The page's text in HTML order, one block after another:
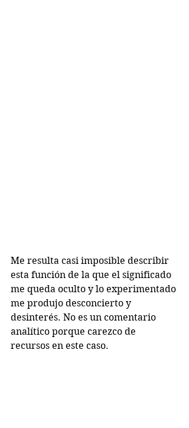
Me resulta casi imposible describir
esta función de la que el significado
me queda oculto y lo experimentado
me produjo desconcierto y
desinterés. No es un comentario
analítico porque carezco de
recursos en este caso.